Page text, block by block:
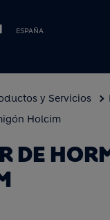
ESPAÑA
y Servicios
Holcim
DE